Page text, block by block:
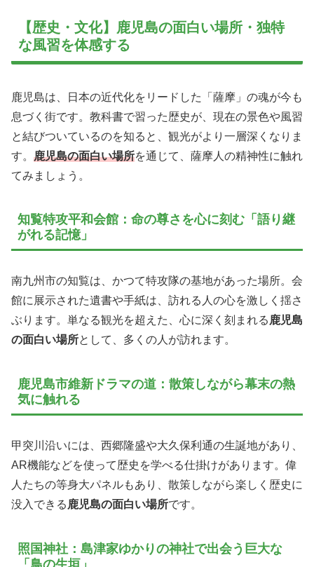
【歴史・文化】鹿児島の面白い場所・独特
な風習を体感する
鹿児島は、日本の近代化をリードした「薩摩」の魂が今も
息づく街です。教科書で習った歴史が、現在の景色や風習
と結びついているのを知ると、観光がより一層深くなりま
す。 鹿児島の面白い場所を通じて、薩摩人の精神性に触れ
てみましょう。
知覧特攻平和会館：命の尊さを心に刻む「語り継
がれる記憶」
南九州市の知覧は、かつて特攻隊の基地があった場所。会
館に展示された遺書や手紙は、訪れる人の心を激しく揺さ
ぶります。単なる観光を超えた、心に深く刻まれる鹿児島
の面白い場所として、多くの人が訪れます。
鹿児島市維新ドラマの道：散策しながら幕末の熱
気に触れる
甲突川沿いには、西郷隆盛や大久保利通の生誕地があり、
AR機能などを使って歴史を学べる仕掛けがあります。偉
人たちの等身大パネルもあり、散策しながら楽しく歴史に
没入できる鹿児島の面白い場所です。
照国神社：島津家ゆかりの神社で出会う巨大な